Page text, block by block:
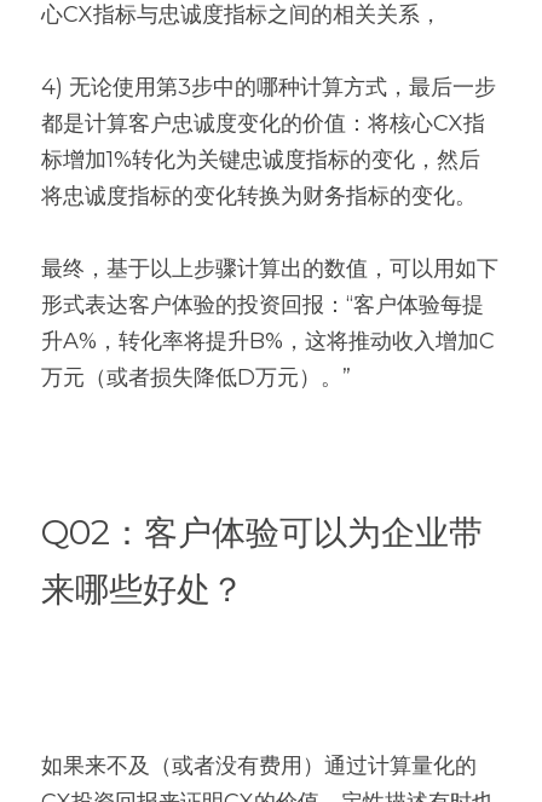
心CX指标与忠诚度指标之间的相关关系，
4) 无论使用第3步中的哪种计算方式，最后一步
都是计算客户忠诚度变化的价值：将核心CX指
标增加1%转化为关键忠诚度指标的变化，然后
将忠诚度指标的变化转换为财务指标的变化。
最终，基于以上步骤计算出的数值，可以用如下
形式表达客户体验的投资回报：“客户体验每提
升A%，转化率将提升B%，这将推动收入增加C
万元（或者损失降低D万元）。”
Q02：客户体验可以为企业带
来哪些好处？
如果来不及（或者没有费用）通过计算量化的